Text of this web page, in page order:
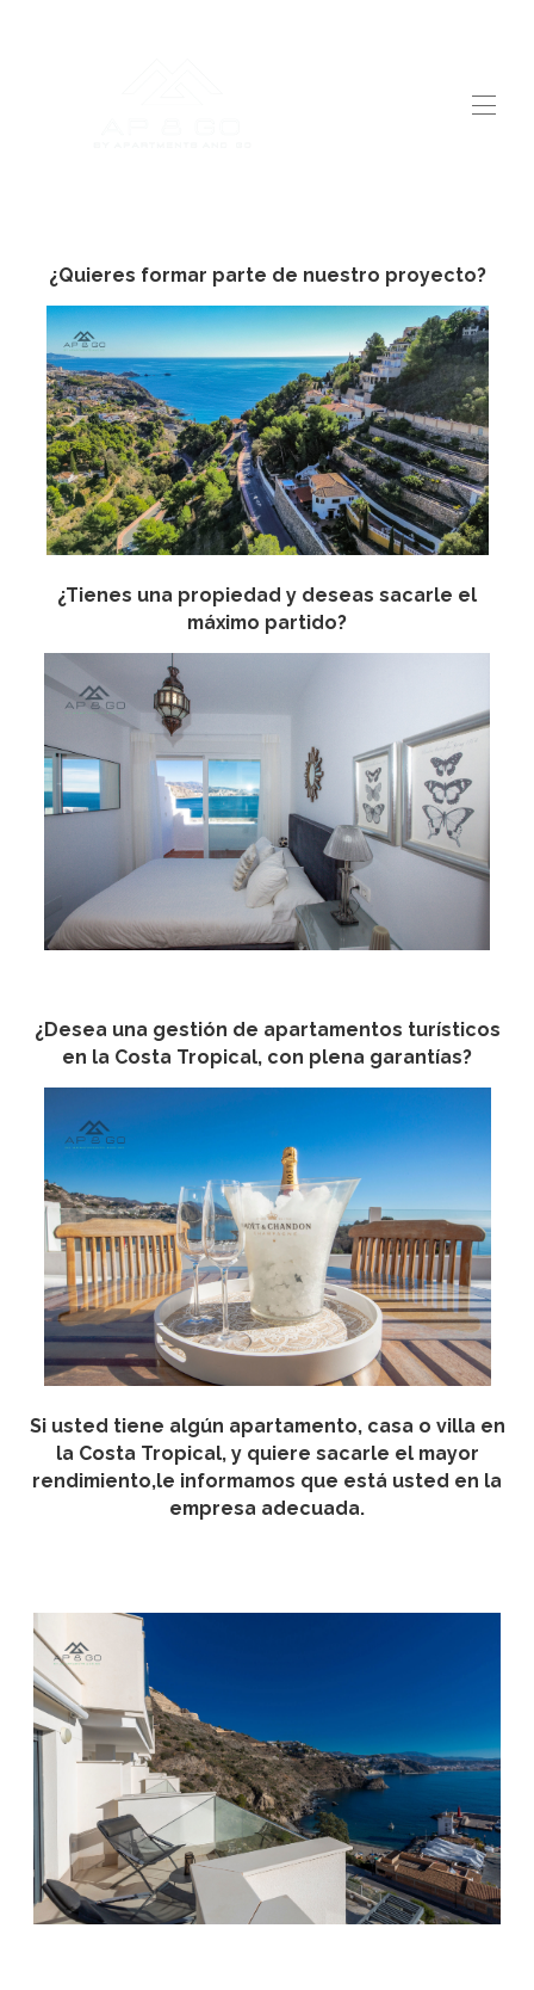
Vakantiehuizen op aanvraag
Contact
Diensten
Over ons
Waarom voor ons kiezen
¿Quieres formar parte de nuestro proyecto?
¿Tienes una propiedad y deseas sacarle el
máximo partido?
¿Desea una gestión de apartamentos turísticos
en la Costa Tropical, con plena garantías?
Si usted tiene algún apartamento, casa o villa en
la Costa Tropical, y quiere sacarle el mayor
rendimiento,le informamos que está usted en la
empresa adecuada.